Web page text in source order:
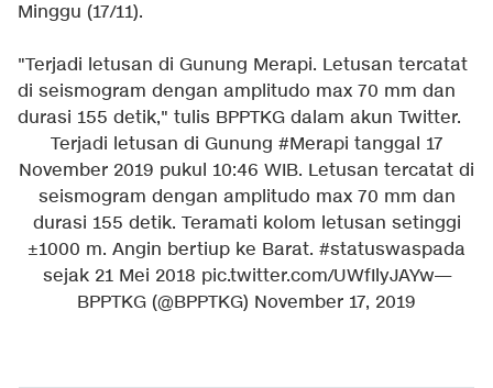
Minggu (17/11).
"Terjadi letusan di Gunung Merapi. Letusan tercatat
di seismogram dengan amplitudo max 70 mm dan
durasi 155 detik," tulis BPPTKG dalam akun Twitter.
Terjadi letusan di Gunung #Merapi tanggal 17
November 2019 pukul 10:46 WIB. Letusan tercatat di
seismogram dengan amplitudo max 70 mm dan
durasi 155 detik. Teramati kolom letusan setinggi
±1000 m. Angin bertiup ke Barat. #statuswaspada
sejak 21 Mei 2018 pic.twitter.com/UWfIlyJAYw—
BPPTKG (@BPPTKG) November 17, 2019